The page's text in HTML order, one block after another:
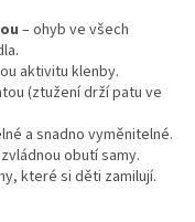
– ohyb ve všech
aktivitu klenby.
(ztužení drží patu ve
a snadno vyměnitelné.
obutí samy.
které si děti zamilují.